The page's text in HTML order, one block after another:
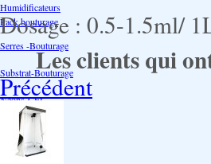
Humidificateurs
Pack bouturage
Serres -Bouturage
Substrat-Bouturage
Néons-CFL
Dosage : 0.5-1.5ml/
Les clients qui
Précédent